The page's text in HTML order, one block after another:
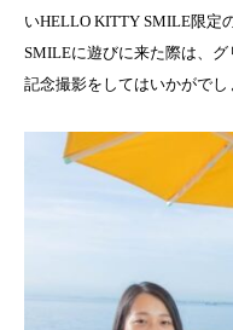
いHELLO KITTY SMILE限定
SMILEに遊びに来た際は、
記念撮影をしてはいかがでし